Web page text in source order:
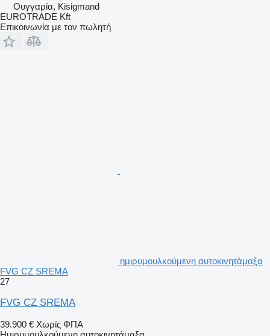
Ουγγαρία, Kisigmand
EUROTRADE Kft
Επικοινωνία με τον πωλητή
ημιρυμουλκούμενη αυτοκινητάμαξα
FVG CZ SREMA
27
FVG CZ SREMA
39.900 € Χωρίς ΦΠΑ